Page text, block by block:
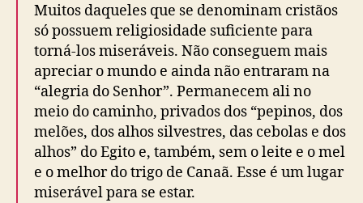
Muitos daqueles que se denominam cristãos
só possuem religiosidade suficiente para
torná-los miseráveis. Não conseguem mais
apreciar o mundo e ainda não entraram na
“alegria do Senhor”. Permanecem ali no
meio do caminho, privados dos “pepinos, dos
melões, dos alhos silvestres, das cebolas e dos
alhos” do Egito e, também, sem o leite e o mel
e o melhor do trigo de Canaã. Esse é um lugar
miserável para se estar.